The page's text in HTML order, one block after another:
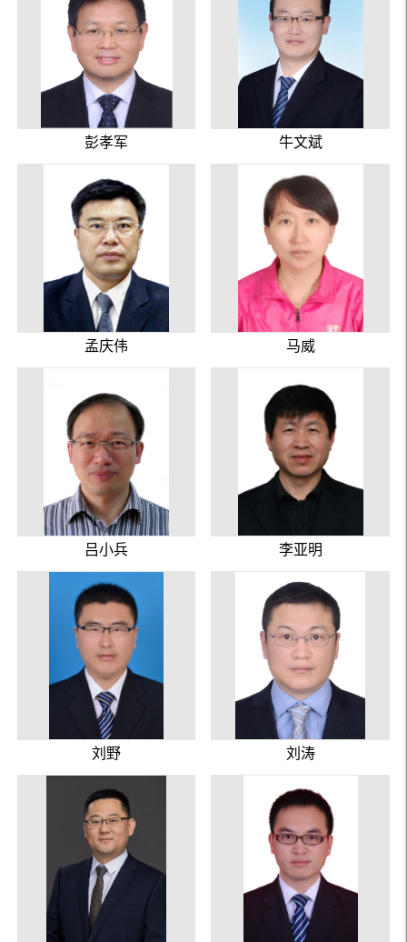
彭孝军 牛文斌
孟庆伟 马威
吕小兵 李亚明
刘野 刘涛